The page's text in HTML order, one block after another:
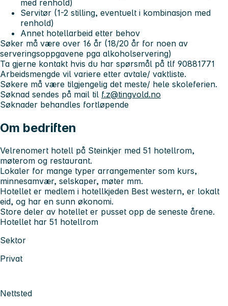
med renhold)
Servitør (1-2 stilling, eventuelt i kombinasjon med
renhold)
Annet hotellarbeid etter behov
Søker må være over 16 år (18/20 år for noen av
serveringsoppgavene pga alkoholservering)
Ta gjerne kontakt hvis du har spørsmål på tlf 90881771
Arbeidsmengde vil variere etter avtale/ vaktliste.
Søkere må være tilgjengelig det meste/ hele skoleferien.
Søknad sendes på mail til f.z@tingvold.no
Søknader behandles fortløpende
Om bedriften
Velrenomert hotell på Steinkjer med 51 hotellrom,
møterom og restaurant.
Lokaler for mange typer arrangementer som kurs,
minnesamvær, selskaper, møter mm.
Hotellet er medlem i hotellkjeden Best western, er lokalt
eid, og har en sunn økonomi.
Store deler av hotellet er pusset opp de seneste årene.
Hotellet har 51 hotellrom
Sektor
Privat
Nettsted